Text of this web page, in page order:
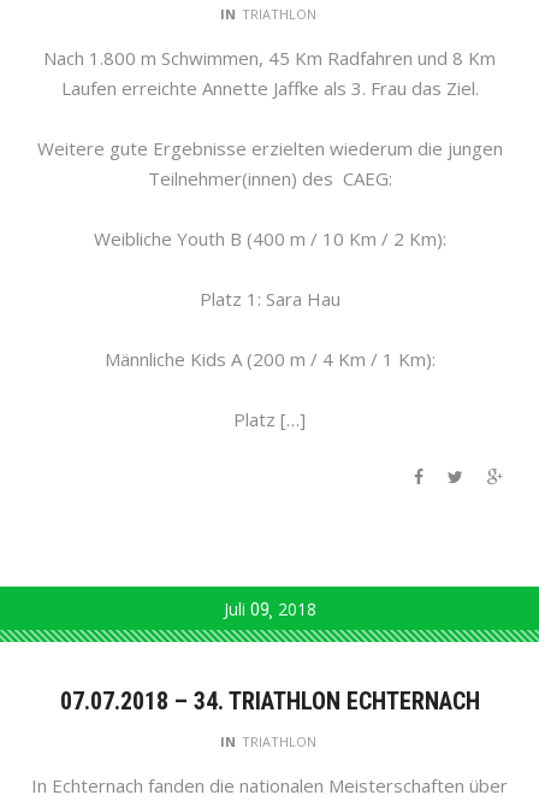
IN TRIATHLON
Nach 1.800 m Schwimmen, 45 Km Radfahren und 8 Km
Laufen erreichte Annette Jaffke als 3. Frau das Ziel.
Weitere gute Ergebnisse erzielten wiederum die jungen
Teilnehmer(innen) des CAEG:
Weibliche Youth B (400 m / 10 Km / 2 Km):
Platz 1: Sara Hau
Männliche Kids A (200 m / 4 Km / 1 Km):
Platz […]
Juli 09 2018
07.07.2018 – 34. TRIATHLON ECHTERNACH
IN TRIATHLON
In Echternach fanden die nationalen Meisterschaften über